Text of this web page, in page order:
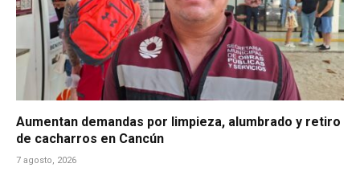
Aumentan demandas por limpieza, alumbrado y retiro
de cacharros en Cancún
7 agosto, 2026